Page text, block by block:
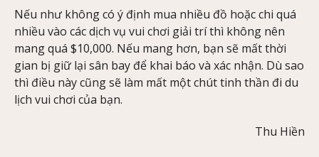
Nếu như không có ý định mua nhiều đồ hoặc chi quá
nhiều vào các dịch vụ vui chơi giải trí thì không nên
mang quá $10,000. Nếu mang hơn, bạn sẽ mất thời
gian bị giữ lại sân bay để khai báo và xác nhận. Dù sao
thì điều này cũng sẽ làm mất một chút tinh thần đi du
lịch vui chơi của bạn.
Thu Hiền